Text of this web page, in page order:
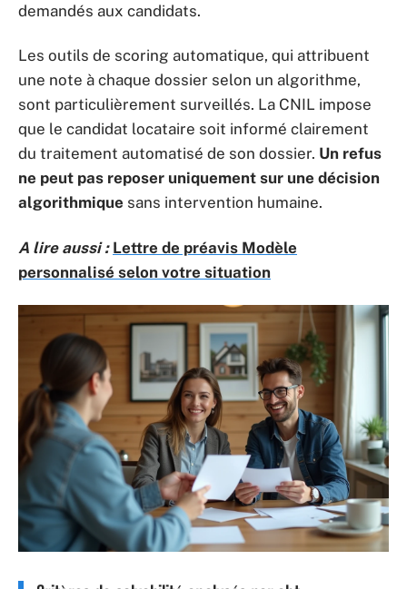
demandés aux candidats.
Les outils de scoring automatique, qui attribuent
une note à chaque dossier selon un algorithme,
sont particulièrement surveillés. La CNIL impose
que le candidat locataire soit informé clairement
du traitement automatisé de son dossier. Un refus
ne peut pas reposer uniquement sur une décision
algorithmique sans intervention humaine.
A lire aussi : Lettre de préavis Modèle
personnalisé selon votre situation